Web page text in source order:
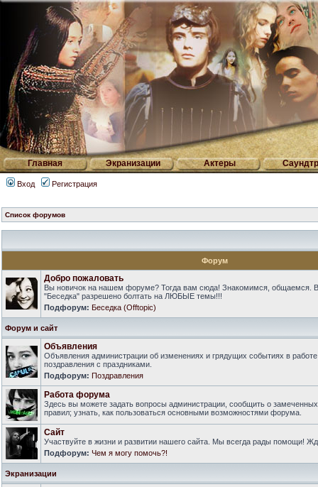
Главная Экранизации Актеры
Вход Регистрация
Список форумов
Форум
Добро пожаловать
Вы новичок на нашем форуме? Тогда вам сюда! Знакомимся, общаемся.
"Беседка" разрешено болтать на ЛЮБЫЕ темы!!!
Подфорум: Беседка (Offtopic)
Форум и сайт
Объявления
Объявления администрации об изменениях и грядущих событиях в
поздравления с праздниками.
Подфорум: Поздравления
Работа форума
Здесь вы можете задать вопросы администрации, сообщить о
правил; узнать, как пользоваться основными возможностями форума.
Сайт
Участвуйте в жизни и развитии нашего сайта. Мы всегда рады помощи!
Подфорум: Чем я могу помочь?!
Экранизации